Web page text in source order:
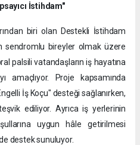
İstihdam"
biri olan Destekli İstihdam
sendromlu bireyler olmak üzere
palsili vatandaşların iş hayatına
amaçlıyor. Proje kapsamında
İş Koçu" desteği sağlanırken,
ediliyor. Ayrıca iş yerlerinin
uygun hâle getirilmesi
destek sunuluyor.